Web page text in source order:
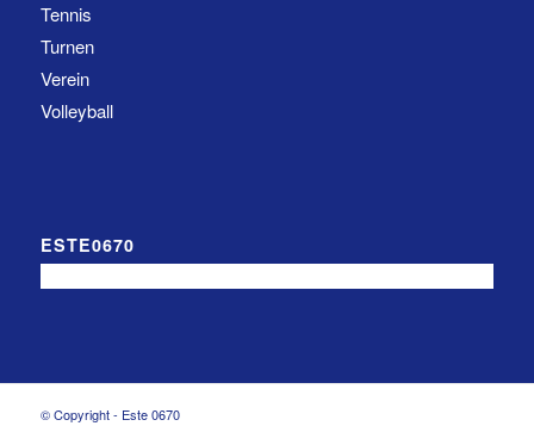
Tennis
Turnen
Verein
Volleyball
ESTE0670
© Copyright - Este 0670